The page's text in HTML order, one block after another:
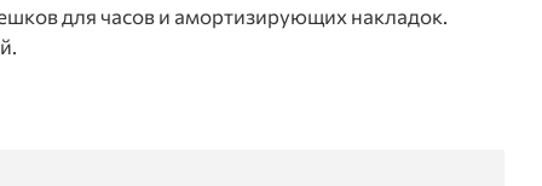
для часов и амортизирующих накладок.